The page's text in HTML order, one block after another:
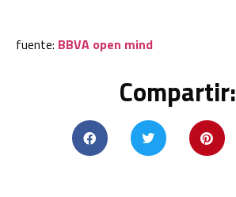
fuente: BBVA open mind
Compartir: